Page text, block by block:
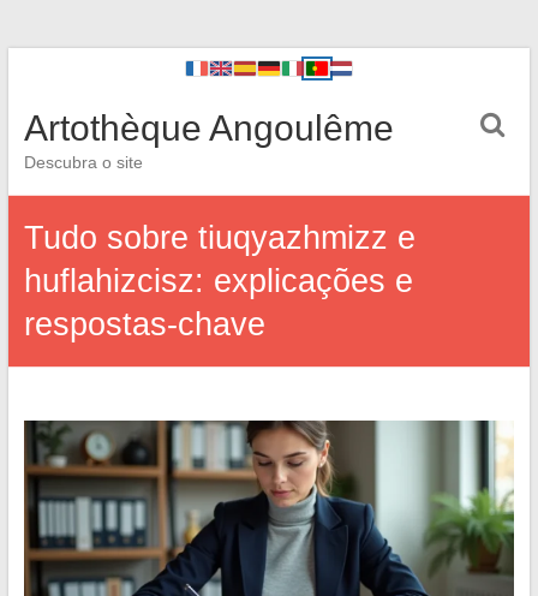
Artothèque Angoulême
Descubra o site
Tudo sobre tiuqyazhmizz e
huflahizcisz: explicações e
respostas-chave